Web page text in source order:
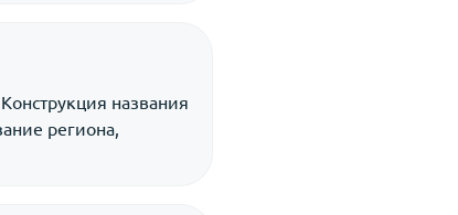
названия
региона,